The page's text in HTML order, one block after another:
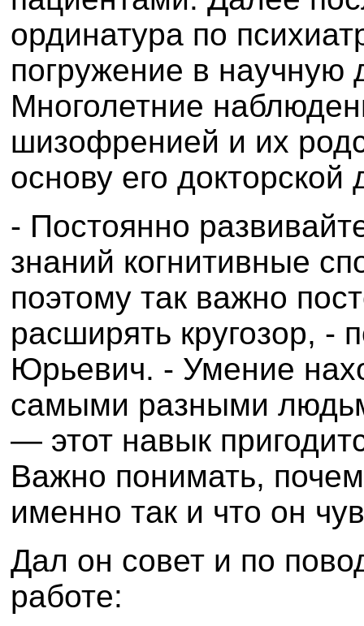
ординатура по
погружение в научную
Многолетние
шизофренией и их
основу его докторской
- Постоянно
знаний когнитивные
поэтому так важно
расширять кругозор, -
Юрьевич. - Умение
самыми разными
— этот навык
Важно понимать,
именно так и что он
Дал он совет и по
работе: